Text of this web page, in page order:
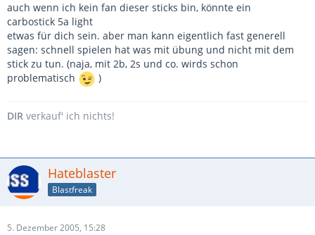
auch wenn ich kein fan dieser sticks bin, könnte ein
carbostick 5a light
etwas für dich sein. aber man kann eigentlich fast generell
sagen: schnell spielen hat was mit übung und nicht mit dem
stick zu tun. (naja, mit 2b, 2s und co. wirds schon
problematisch
)
DIR verkauf' ich nichts!
Hateblaster
Blastfreak
5. Dezember 2005, 15:28